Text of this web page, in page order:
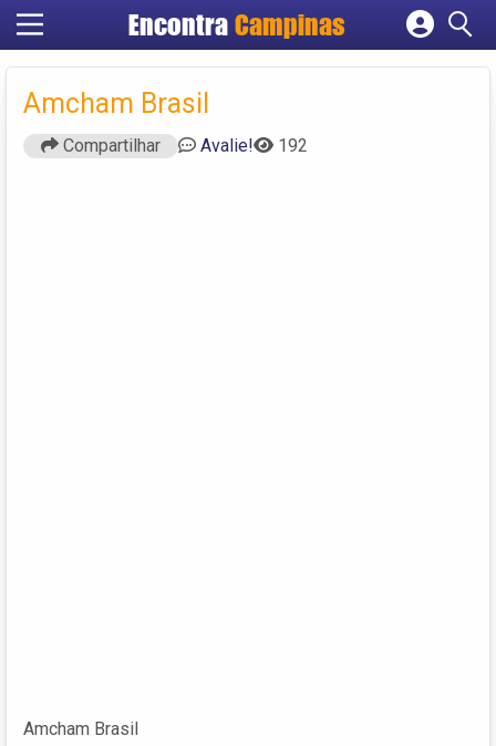
Encontra Campinas
Cadastrar empresa
Amcham Brasil
Compartilhar Avalie! 192
Amcham Brasil